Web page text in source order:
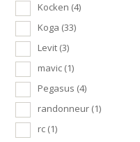
Kocken (4)
Koga (33)
Levit (3)
mavic (1)
Pegasus (4)
randonneur (1)
rc (1)